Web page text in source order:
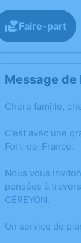
Faire-part
Message de
Chère famille,
C’est avec une
Fort-de-France.
Nous vous
pensées à
CÉREYON.
Un service de